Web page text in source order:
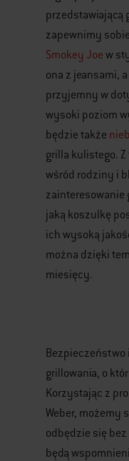
przedstawiającą
zapewnimy
Smokey Joe w
ona z jeansami,
przyjemny w
wysoki poziom
będzie także
grilla kulistego.
wśród rodziny i
zainteresowanie
jaką koszulkę
ich wysoką
można dzięki
miesięcy.
Bezpieczeństwo
grillowania, o
Korzystając z
Weber, możemy
odbędzie się
będą